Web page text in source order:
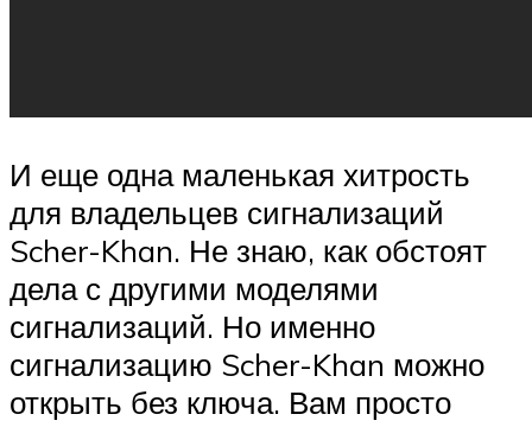
И еще одна маленькая хитрость
для владельцев сигнализаций
Scher-Khan. Не знаю, как обстоят
дела с другими моделями
сигнализаций. Но именно
сигнализацию Scher-Khan можно
открыть без ключа. Вам просто